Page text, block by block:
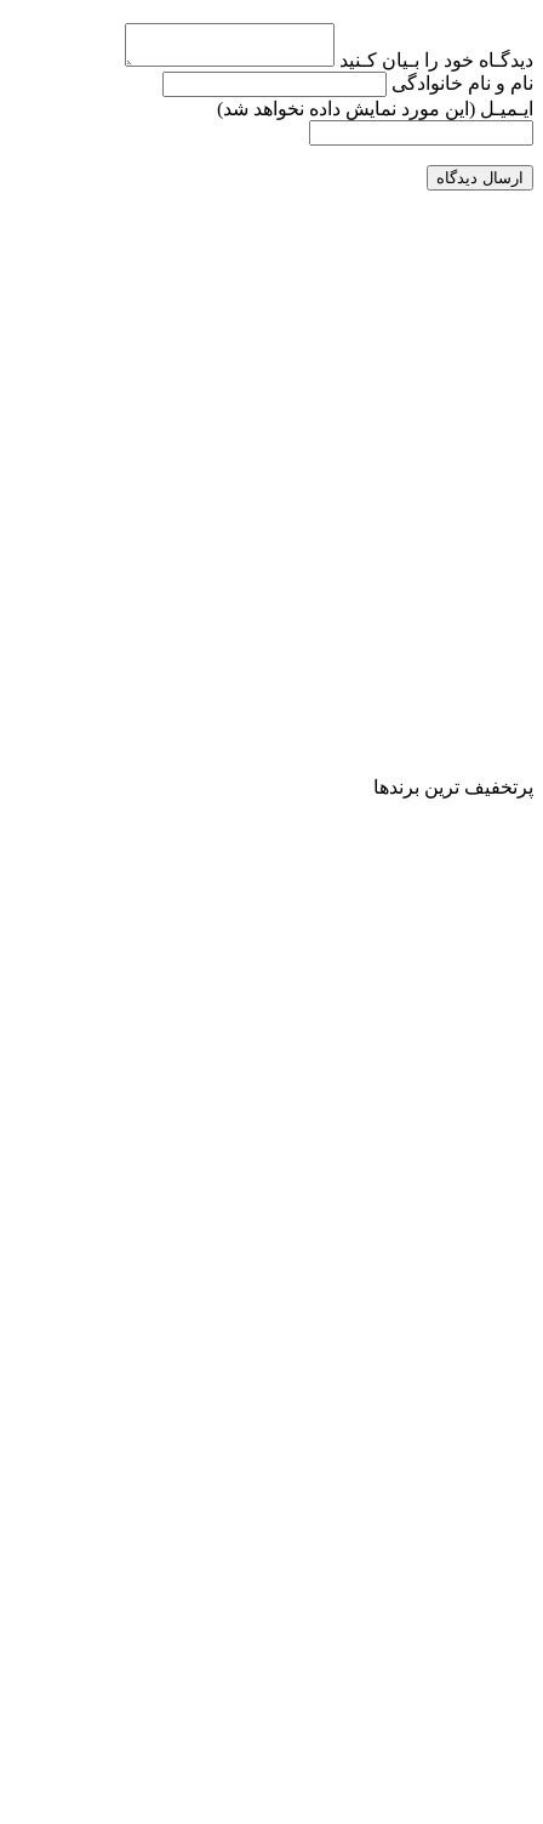
دیدگـاه خود را بـیان کـنید
نام و نام خانوادگی
ایـمیـل (این مورد نمایش داده نخواهد شد)
ارسال دیدگاه
پرتخفیف ترین برندها